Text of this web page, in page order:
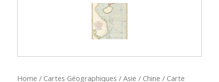
Home / Cartes Géographiques / Asie / Chine / Carte